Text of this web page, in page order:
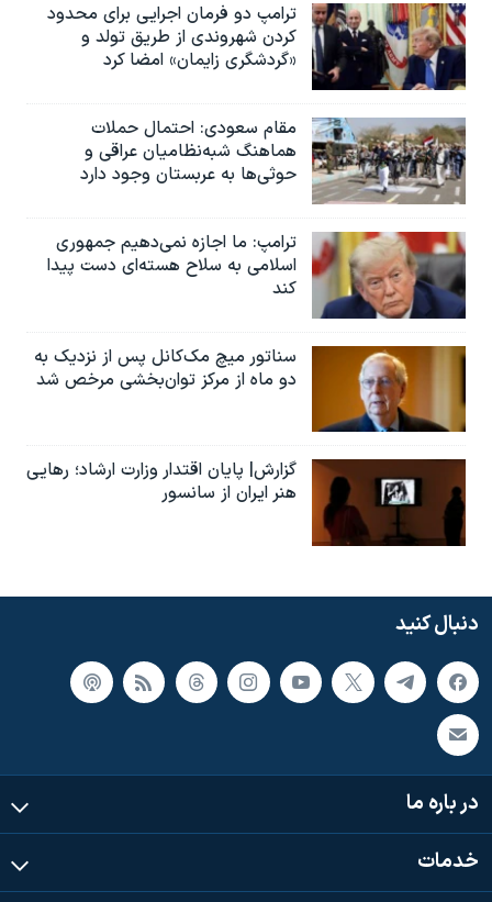
ترامپ دو فرمان اجرایی برای محدود
کردن شهروندی از طریق تولد و
«گردشگری زایمان» امضا کرد
مقام سعودی: احتمال حملات
هماهنگ شبه‌نظامیان عراقی و
حوثی‌ها به عربستان وجود دارد
ترامپ: ما اجازه نمی‌دهیم جمهوری
اسلامی به سلاح هسته‌ای دست پیدا
کند
سناتور میچ مک‌کانل پس از نزدیک به
دو ماه از مرکز توان‌بخشی مرخص شد
گزارش| پایان اقتدار وزارت ارشاد؛ رهایی
هنر ایران از سانسور
دنبال کنید
در باره ما
خدمات